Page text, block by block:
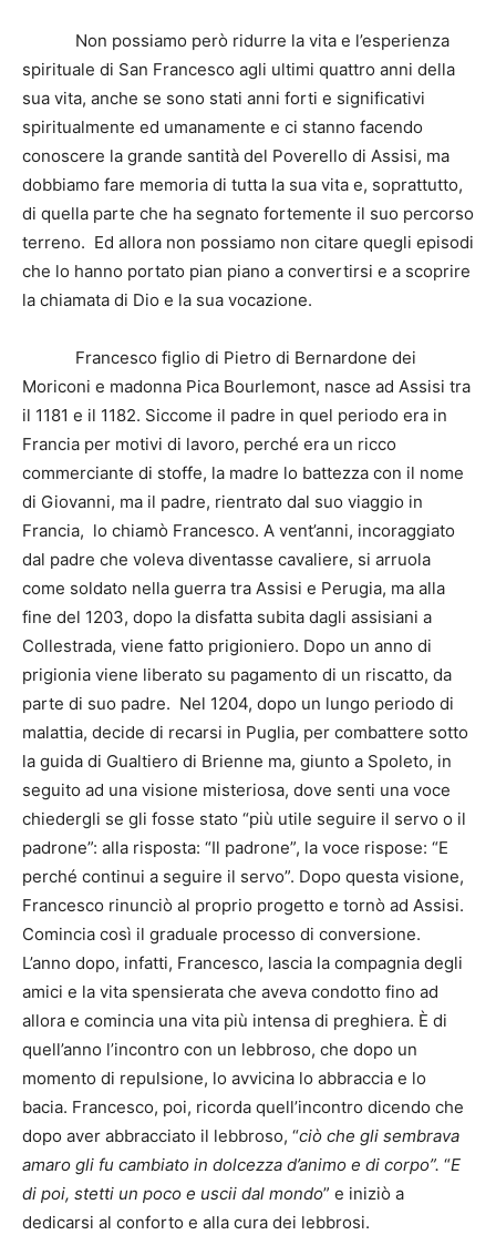
Non possiamo però ridurre la vita e l’esperienza
spirituale di San Francesco agli ultimi quattro anni della
sua vita, anche se sono stati anni forti e significativi
spiritualmente ed umanamente e ci stanno facendo
conoscere la grande santità del Poverello di Assisi, ma
dobbiamo fare memoria di tutta la sua vita e, soprattutto,
di quella parte che ha segnato fortemente il suo percorso
terreno. Ed allora non possiamo non citare quegli episodi
che lo hanno portato pian piano a convertirsi e a scoprire
la chiamata di Dio e la sua vocazione.
Francesco figlio di Pietro di Bernardone dei
Moriconi e madonna Pica Bourlemont, nasce ad Assisi tra
il 1181 e il 1182. Siccome il padre in quel periodo era in
Francia per motivi di lavoro, perché era un ricco
commerciante di stoffe, la madre lo battezza con il nome
di Giovanni, ma il padre, rientrato dal suo viaggio in
Francia, lo chiamò Francesco. A vent’anni, incoraggiato
dal padre che voleva diventasse cavaliere, si arruola
come soldato nella guerra tra Assisi e Perugia, ma alla
fine del 1203, dopo la disfatta subita dagli assisiani a
Collestrada, viene fatto prigioniero. Dopo un anno di
prigionia viene liberato su pagamento di un riscatto, da
parte di suo padre. Nel 1204, dopo un lungo periodo di
malattia, decide di recarsi in Puglia, per combattere sotto
la guida di Gualtiero di Brienne ma, giunto a Spoleto, in
seguito ad una visione misteriosa, dove senti una voce
chiedergli se gli fosse stato “più utile seguire il servo o il
padrone”: alla risposta: “Il padrone”, la voce rispose: “E
perché continui a seguire il servo”. Dopo questa visione,
Francesco rinunciò al proprio progetto e tornò ad Assisi.
Comincia così il graduale processo di conversione.
L’anno dopo, infatti, Francesco, lascia la compagnia degli
amici e la vita spensierata che aveva condotto fino ad
allora e comincia una vita più intensa di preghiera. È di
quell’anno l’incontro con un lebbroso, che dopo un
momento di repulsione, lo avvicina lo abbraccia e lo
bacia. Francesco, poi, ricorda quell’incontro dicendo che
dopo aver abbracciato il lebbroso, “ciò che gli sembrava
amaro gli fu cambiato in dolcezza d’animo e di corpo”. “E
di poi, stetti un poco e uscii dal mondo” e iniziò a
dedicarsi al conforto e alla cura dei lebbrosi.